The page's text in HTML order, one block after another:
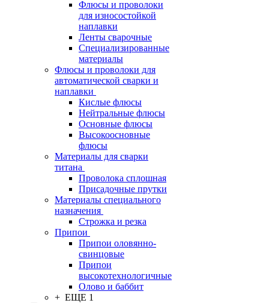
Флюсы и проволоки
для износостойкой
наплавки
Ленты сварочные
Специализированные
материалы
Флюсы и проволоки для
автоматической сварки и
наплавки
Кислые флюсы
Нейтральные флюсы
Основные флюсы
Высокоосновные
флюсы
Материалы для сварки
титана
Проволока сплошная
Присадочные прутки
Материалы специального
назначения
Строжка и резка
Припои
Припои оловянно-
свинцовые
Припои
высокотехнологичные
Олово и баббит
+ ЕЩЕ 1